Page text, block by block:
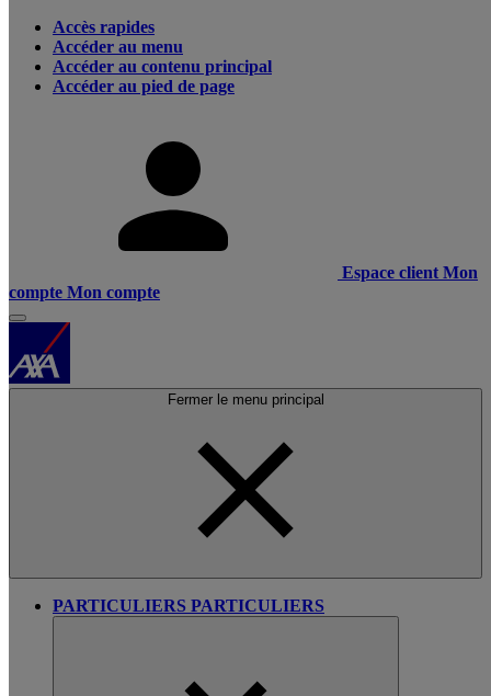
Accès rapides
Accéder au menu
Accéder au contenu principal
Accéder au pied de page
Espace client Mon
compte Mon compte
Fermer le menu principal
PARTICULIERS PARTICULIERS